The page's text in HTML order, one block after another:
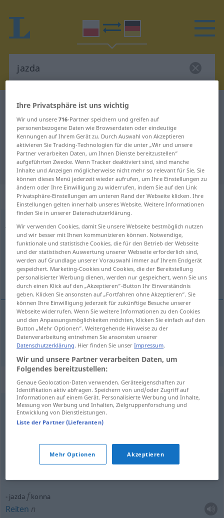
Polnisch-Deutsch Wörterbuch
Polnisch-Deutsch Übersetzung für
"jazda"
"jazda" Deutsch Übersetzung
„jazda“: rodzaj żeński
jazdaf <-y>
Übersicht aller Übersetzungen
(Für mehr Details die Übersetzung anklicken/antippen)
Fahrt
Fahrtf jazda
Beispielsätze für "jazda"
jazdaffigurowa nalodzie
Eiskunstlaufm
dowolnaSPORT
jazda f konna
Reiten n
Ihre Privatsphäre ist uns wichtig
Wir und unsere716-Partner speichern und greifen auf
personenbezogene Daten wie Browserdaten oder eindeutige
Kennungen auf Ihrem Gerät zu. Durch Auswahl von Akzeptieren
aktivieren Sie Tracking-Technologien für die unter „Wir und unsere
Partner verarbeiten Daten, um Ihnen Dienste bereitzustellen“
aufgeführten Zwecke. Wenn Tracker deaktiviert sind, sind manche
Inhalte und Anzeigen möglicherweise nicht mehr so relevant für Sie. Sie
können dieses Menü jederzeit wieder aufrufen, um Ihre Einstellungen zu
ändern oder Ihre Einwilligung zu widerrufen, indem Sie auf den Link
Privatsphäre-Einstellungen am unteren Rand der Webseite klicken. Ihre
Einstellungen gelten innerhalb unseres Website. Weitere Informationen
finden Sie in unserer Datenschutzerklärung.
Wir verwenden Cookies, damit Sie unsere Webseite bestmöglich nutzen
und wir besser mit Ihnen kommunizieren können. Notwendige,
funktionale und statistische Cookies, die für den Betrieb der Webseite
und der statistischen Auswertung unserer Webseite erforderlich sind,
werden auf Grundlage unserer Vorauswahl immer auf Ihrem Endgerät
gespeichert. Marketing-Cookies und Cookies, die der Bereitstellung
personalisierter Werbung dienen, werden nur gespeichert, wenn Sie uns
durch einen Klick auf den „Akzeptieren“-Button Ihr Einverständnis
geben. Klicken Sie ansonsten auf „Fortfahren ohne Akzeptieren“. Sie
können Ihre Einwilligung jederzeit für zukünftige Besuche unserer
Webseite widerrufen. Wenn Sie weitere Informationen zu den Cookies
und den Anpassungsmöglichkeiten möchten, klicken Sie einfach auf den
Button „Mehr Optionen“. Weitergehende Hinweise zu der
Datenverarbeitung entnehmen Sie ansonsten unserer
Datenschutzerklärung. Hier finden Sie unserImpressum.
Wir und unsere Partner verarbeiten Daten, um
Folgendes bereitzustellen:
Genaue Geolocation-Daten verwenden. Geräteeigenschaften zur
Identifikation aktiv abfragen. Speichern von und/oder Zugriff auf
Informationen auf einem Gerät. Personalisierte Werbung und Inhalte,
Messung von Werbung und Inhalten, Zielgruppenforschung und
Entwicklung von Dienstleistungen.
Liste der Partner (Lieferanten)
Mehr Optionen Akzeptieren